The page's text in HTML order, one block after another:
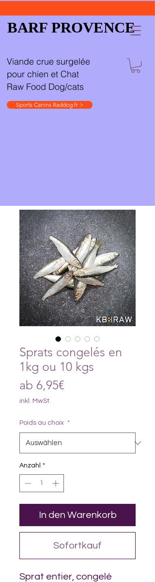
BARF PROVENCE
Viande crue surgelée
pour chien et Chat
Raw Food Dog/cats
Sports Canins Raddog.fr >
Sprats congelés en
1kg ou 10 kgs
ab 6,95€
inkl. MwSt.
Poids au choix *
Anzahl *
In den Warenkorb
Sofortkauf
Sprat entier, congelé